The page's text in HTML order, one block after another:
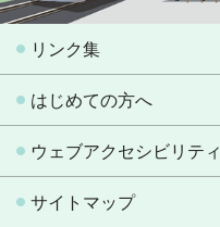
リンク集
はじめての方へ
ウェブアクセシビリティ
サイトマップ